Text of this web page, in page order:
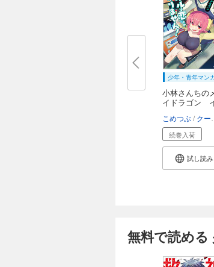
少年・青年マン
小林さんちの
イドラゴン
こめつぶ クール教信者
続巻入荷
試し読み
無料で読める